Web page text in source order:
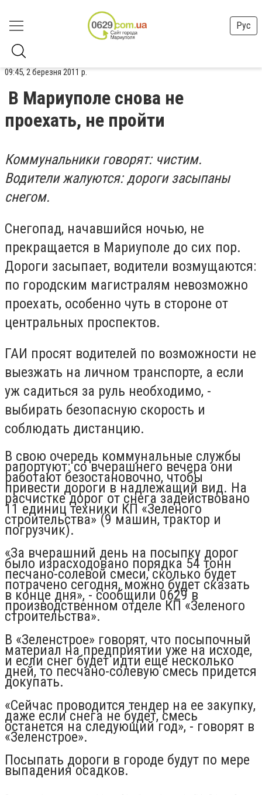
Рус
09:45, 2 березня 2011 р.
В Мариуполе снова не
проехать, не пройти
Коммунальники говорят: чистим.
Водители жалуются: дороги засыпаны
снегом.
Снегопад, начавшийся ночью, не
прекращается в Мариуполе до сих пор.
Дороги засыпает, водители возмущаются:
по городским магистралям невозможно
проехать, особенно чуть в стороне от
центральных проспектов.
ГАИ просят водителей по возможности не
выезжать на личном транспорте, а если
уж садиться за руль необходимо, -
выбирать безопасную скорость и
соблюдать дистанцию.
В свою очередь коммунальные службы
рапортуют: со вчерашнего вечера они
работают безостановочно, чтобы
привести дороги в надлежащий вид. На
расчистке дорог от снега задействовано
11 единиц техники КП «Зеленого
строительства» (9 машин, трактор и
погрузчик).
«За вчерашний день на посыпку дорог
было израсходовано порядка 54 тонн
песчано-солевой смеси, сколько будет
потрачено сегодня, можно будет сказать
в конце дня», - сообщили 0629 в
производственном отделе КП «Зеленого
строительства».
В «Зеленстрое» говорят, что посыпочный
материал на предприятии уже на исходе,
и если снег будет идти еще несколько
дней, то песчано-солевую смесь придется
докупать.
«Сейчас проводится тендер на ее закупку,
даже если снега не будет, смесь
останется на следующий год», - говорят в
«Зеленстрое».
Посыпать дороги в городе будут по мере
выпадения осадков.